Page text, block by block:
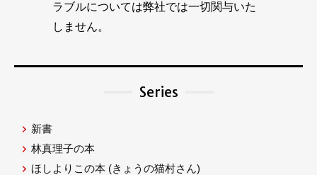
ラブルについては弊社では一切関与いた
しません。
Series
新書
林真理子の本
ほしよりこの本 (きょうの猫村さん)